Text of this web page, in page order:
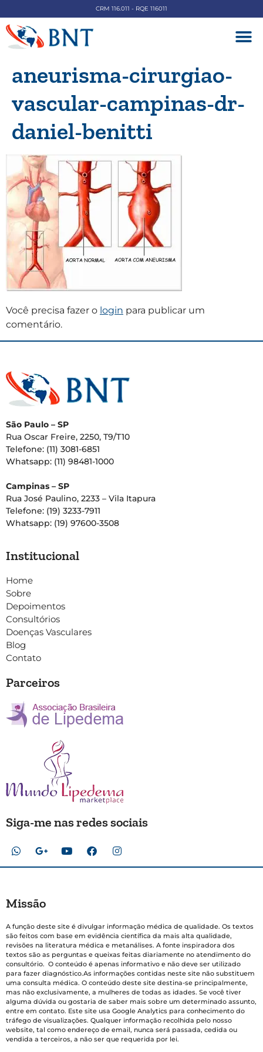
CRM 116.011 - RQE 116011
aneurisma-cirurgiao-
vascular-campinas-dr-
daniel-benitti
Você precisa fazer o login para publicar um
comentário.
São Paulo – SP
Rua Oscar Freire, 2250, T9/T10
Telefone: (11) 3081-6851
Whatsapp: (11) 98481-1000
Campinas – SP
Rua José Paulino, 2233 – Vila Itapura
Telefone: (19) 3233-7911
Whatsapp: (19) 97600-3508
Institucional
Home
Sobre
Depoimentos
Consultórios
Doenças Vasculares
Blog
Contato
Parceiros
Siga-me nas redes sociais
Missão
A função deste site é divulgar informação médica de qualidade. Os textos
são feitos com base em evidência científica da mais alta qualidade,
revisões na literatura médica e metanálises. A fonte inspiradora dos
textos são as perguntas e queixas feitas diariamente no atendimento do
consultório. O conteúdo é apenas informativo e não deve ser utilizado
para fazer diagnóstico.As informações contidas neste site não substituem
uma consulta médica. O conteúdo deste site destina-se principalmente,
mas não exclusivamente, a mulheres de todas as idades. Se você tiver
alguma dúvida ou gostaria de saber mais sobre um determinado assunto,
entre em contato. Este site usa Google Analytics para conhecimento do
tráfego de visualizações. Qualquer informação recolhida pelo nosso
website, tal como endereço de email, nunca será passada, cedida ou
vendida a terceiros, a não ser que requerida por lei.